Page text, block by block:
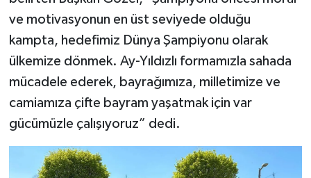
ve motivasyonun en üst seviyede olduğu
kampta, hedefimiz Dünya Şampiyonu olarak
ülkemize dönmek. Ay-Yıldızlı formamızla sahada
mücadele ederek, bayrağımıza, milletimize ve
camiamıza çifte bayram yaşatmak için var
gücümüzle çalışıyoruz” dedi.